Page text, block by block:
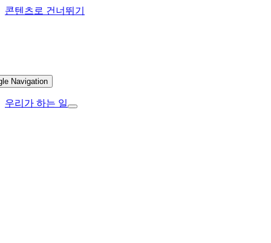
콘텐츠로 건너뛰기
Navigation
우리가 하는 일